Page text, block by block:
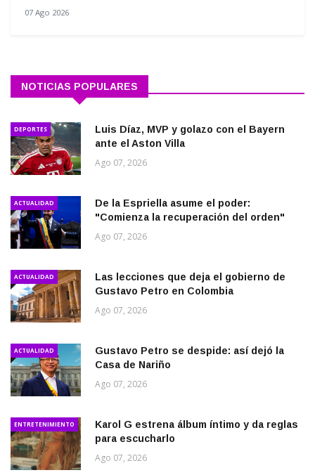
07 Ago 2026
NOTICIAS POPULARES
DEPORTES
Luis Díaz, MVP y golazo con el Bayern
ante el Aston Villa
Ago 07, 2026
ACTUALIDAD
De la Espriella asume el poder:
"Comienza la recuperación del orden"
Ago 07, 2026
ACTUALIDAD
Las lecciones que deja el gobierno de
Gustavo Petro en Colombia
Ago 07, 2026
ACTUALIDAD
Gustavo Petro se despide: así dejó la
Casa de Nariño
Ago 07, 2026
ENTRETENIMIENTO
Karol G estrena álbum íntimo y da reglas
para escucharlo
Ago 07, 2026